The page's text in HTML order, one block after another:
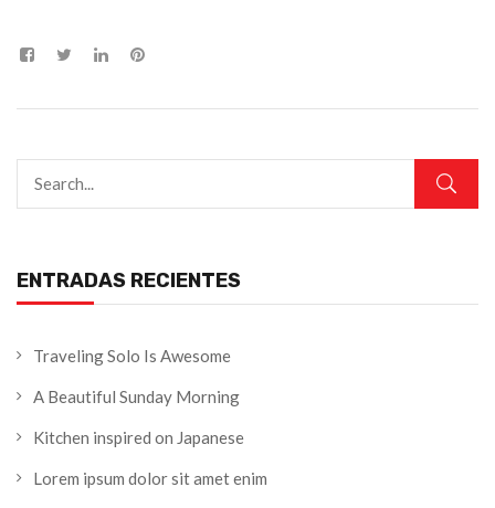
ENTRADAS RECIENTES
Traveling Solo Is Awesome
A Beautiful Sunday Morning
Kitchen inspired on Japanese
Lorem ipsum dolor sit amet enim